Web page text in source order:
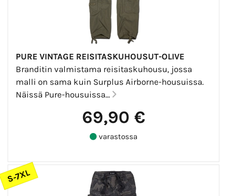
PURE VINTAGE REISITASKUHOUSUT-OLIVE
Branditin valmistama reisitaskuhousu, jossa
malli on sama kuin Surplus Airborne-housuissa.
Näissä Pure-housuissa...
69,90 €
varastossa
S-7XL